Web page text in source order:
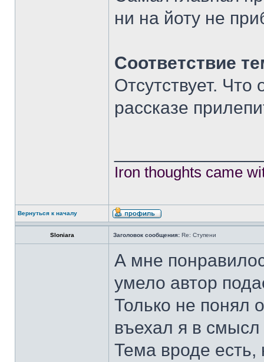
ни на йоту не
Соответствие
Отсутствует. Что
рассказе
Iron thoughts came
Вернуться к началу
Sloniara Заголовок сообщения: Re: Ступени
А мне
умело автор
Только не понял
въехал я в
Тема вроде есть,